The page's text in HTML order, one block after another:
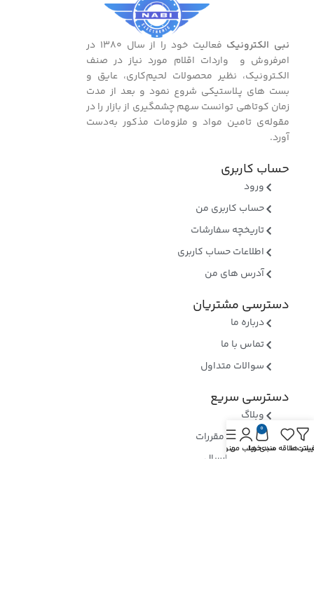
نبی الکترونیک
فعالیت خود را از سال ۱۳۸۰ در
امرفروش و واردات اقلام مورد نیاز در صنف
الکـترونیک، نظیر محصولات لحیم‌کاری، عایق و
بست ‌های پـلاستیکی شروع نمود و بعد از مدت
زمان کوتاهی توانست سهم چشمگیری از بازار را در
مقوله‌ی تامین مواد و ملزومات مذکور به‌دست
آورد.
حساب کاربری
ورود
حساب کاربری من
تاریخچه سفارشات
اطلاعات حساب کاربری
آدرس های من
دسترسی مشتریان
درباره ما
تماس با ما
سوالات متداول
دسترسی سریع
وبلاگ
قوانین و مقررات
روشهای ارسال
ها
علاقه مندی ها
0
سبد خریدحساب منمنو